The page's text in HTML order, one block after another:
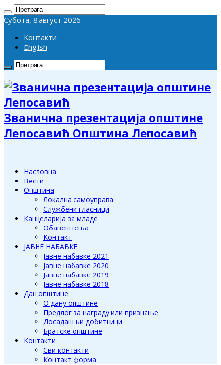
Субота, 8.август 2026
Контакти
English
Званична презентација општине
Лепосавић Општина Лепосавић
Насловна
Вести
Општина
Локална самоуправа
Службени гласници
Канцеларија за младе
Обавештења
Контакт
ЈАВНЕ НАБАВКЕ
Јавне набавке 2021
Јавне набавке 2020
Јавне набавке 2019
Јавне набавке 2018
Дан општине
О дану општине
Предлог за награду или признање
Досадашњи добитници
Братске општине
Контакти
Сви контакти
Контакт форма